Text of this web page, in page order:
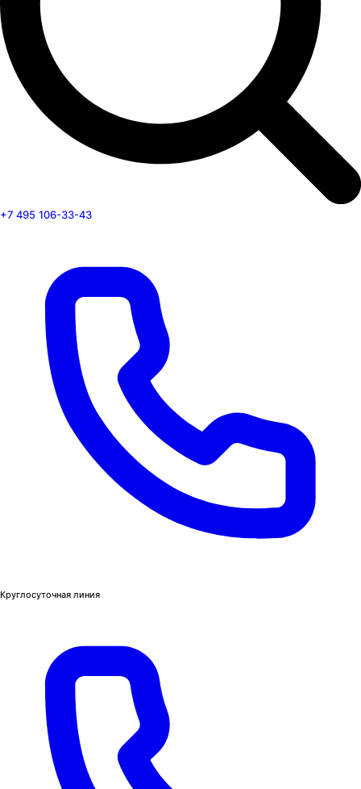
+7 495 106-33-43
Круглосуточная линия